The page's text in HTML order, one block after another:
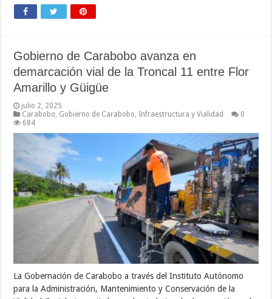
Gobierno de Carabobo avanza en
demarcación vial de la Troncal 11 entre Flor
Amarillo y Güigüe
julio 2, 2025
Carabobo, Gobierno de Carabobo, Infraestructura y Vialidad
0
684
La Gobernación de Carabobo a través del Instituto Autónomo
para la Administración, Mantenimiento y Conservación de la